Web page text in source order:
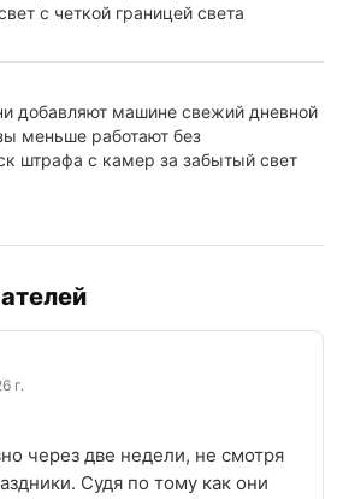
с четкой границей света
добавляют машине свежий дневной
меньше работают без
штрафа с камер за забытый свет
г.
через две недели, не смотря
Судя по тому как они